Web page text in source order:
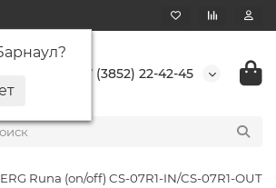
?
+7 (3852) 22-42-45
Runa (on/off) CS-07R1-IN/CS-07R1-OUT